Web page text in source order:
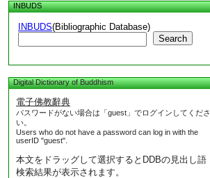
INBUDS
INBUDS(Bibliographic Database)
Search
Digital Dictionary of Buddhism
電子佛教辭典
パスワードがない場合は「guest」でログインしてくださ
い。
Users who do not have a password can log in with the
userID "guest".
本文をドラッグして選択するとDDBの見出し語
検索結果が表示されます。